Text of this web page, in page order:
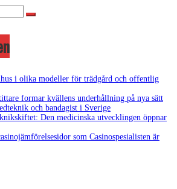
i olika modeller för trädgård och offentlig
formar kvällens underhållning på nya sätt
och bandagist i Sverige
Den medicinska utvecklingen öppnar
som Casinospesialisten är